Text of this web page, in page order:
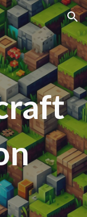
Skip to navigation